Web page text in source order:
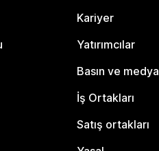
Kariyer
Yatırımcılar
Basın ve medya
İş Ortakları
Satış ortakları